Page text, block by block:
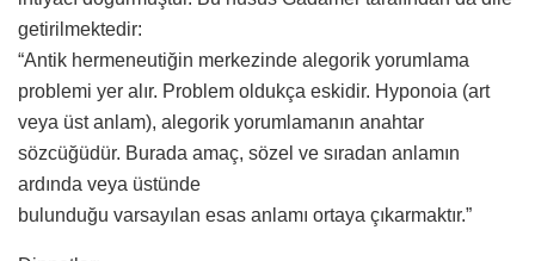
getirilmektedir:
“Antik hermeneutiğin merkezinde alegorik yorumlama
problemi yer alır. Problem oldukça eskidir. Hyponoia (art
veya üst anlam), alegorik yorumlamanın anahtar
sözcüğüdür. Burada amaç, sözel ve sıradan anlamın
ardında veya üstünde
bulunduğu varsayılan esas anlamı ortaya çıkarmaktır.”